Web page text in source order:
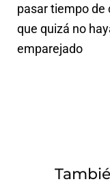
pasar tiempo de
que quizá no
emparejado